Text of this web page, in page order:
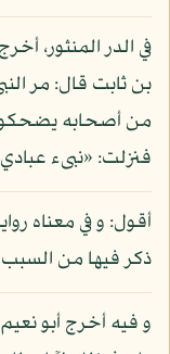
في الدر المنثور،
بن ثابت قال: مر
من أصحابه يضحكون
فنزلت: «نبىء عبادي
أقول: و في معناه
ذكر فيها من
و فيه أخرج أبو